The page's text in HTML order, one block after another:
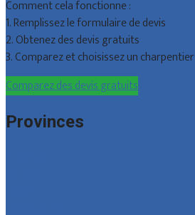
Comment cela fonctionne :
1. Remplissez le formulaire de devis
2. Obtenez des devis gratuits
3. Comparez et choisissez un charpentier
Comparez des devis gratuits
Provinces